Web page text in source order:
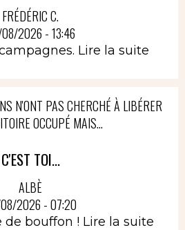
FRÉDÉRIC C.
2026 - 13:46
Lire la suite
N'ONT PAS CHERCHÉ À LIBÉRER
OCCUPÉ MAIS...
C'EST TOI...
ALBÈ
2026 - 07:20
de bouffon ! Lire la suite